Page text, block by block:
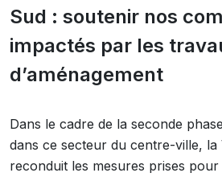
Sud : soutenir nos
impactés par les
d’aménagement
Dans le cadre de la seconde
dans ce secteur du centre-ville, la
reconduit les mesures prises